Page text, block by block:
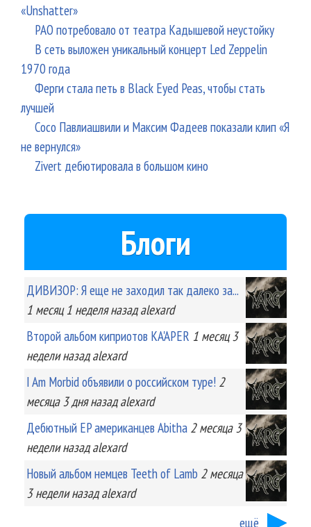
«Unshatter»
РАО потребовало от театра Кадышевой неустойку
В сеть выложен уникальный концерт Led Zeppelin
1970 года
Ферги стала петь в Black Eyed Peas, чтобы стать
лучшей
Сосо Павлиашвили и Максим Фадеев показали клип «Я
не вернулся»
Zivert дебютировала в большом кино
Блоги
ДИВИЗОР: Я еще не заходил так далеко за...
1 месяц 1 неделяназад alexard
Второй альбом киприотов KA'APER 1 месяц 3
неделиназад alexard
I Am Morbid объявили о российском туре! 2
месяца 3 дняназад alexard
Дебютный EP американцев Abitha 2 месяца 3
неделиназад alexard
Новый альбом немцев Teeth of Lamb 2 месяца
3 неделиназад alexard
ещё